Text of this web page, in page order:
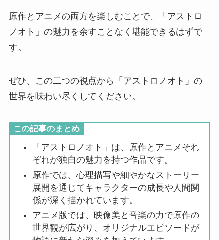
原作とアニメの両方を楽しむことで、「アストロ
ノオト」の魅力を余すことなく堪能できるはずで
す。
ぜひ、この二つの視点から「アストロノオト」の
世界を味わい尽くしてください。
この記事のまとめ
「アストロノオト」は、原作とアニメそれ
ぞれが独自の魅力を持つ作品です。
原作では、心理描写や細やかなストーリー
展開を通じてキャラクターの成長や人間関
係が深く描かれています。
アニメ版では、映像美と音楽の力で原作の
世界観が広がり、オリジナルエピソードが